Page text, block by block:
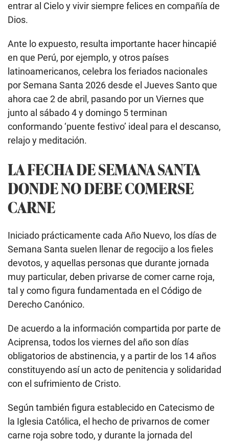
entrar al Cielo y vivir siempre felices en compañía de
Dios.
Ante lo expuesto, resulta importante hacer hincapié
en que Perú, por ejemplo, y otros países
latinoamericanos, celebra los feriados nacionales
por Semana Santa 2026 desde el Jueves Santo que
ahora cae 2 de abril, pasando por un Viernes que
junto al sábado 4 y domingo 5 terminan
conformando ‘puente festivo’ ideal para el descanso,
relajo y meditación.
LA FECHA DE SEMANA SANTA
DONDE NO DEBE COMERSE
CARNE
Iniciado prácticamente cada Año Nuevo, los días de
Semana Santa suelen llenar de regocijo a los fieles
devotos, y aquellas personas que durante jornada
muy particular, deben privarse de comer carne roja,
tal y como figura fundamentada en el Código de
Derecho Canónico.
De acuerdo a la información compartida por parte de
Aciprensa, todos los viernes del año son días
obligatorios de abstinencia, y a partir de los 14 años
constituyendo así un acto de penitencia y solidaridad
con el sufrimiento de Cristo.
Según también figura establecido en Catecismo de
la Iglesia Católica, el hecho de privarnos de comer
carne roja sobre todo, y durante la jornada del